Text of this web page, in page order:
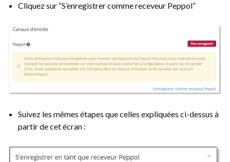
Cliquez sur “S’enregistrer comme receveur Peppol”
Suivez les mêmes étapes que celles expliquées ci-dessus à
partir de cet écran :